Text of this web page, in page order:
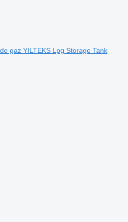
gaz YILTEKS Lpg Storage Tank